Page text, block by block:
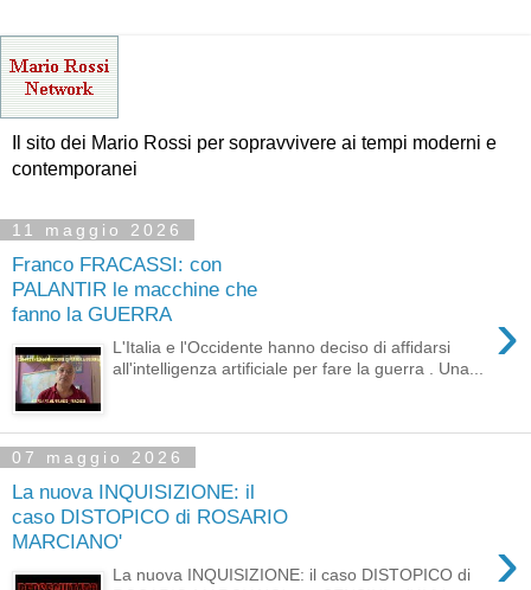
Il sito dei Mario Rossi per sopravvivere ai tempi moderni e
contemporanei
11 maggio 2026
Franco FRACASSI: con
PALANTIR le macchine che
fanno la GUERRA
›
L'Italia e l'Occidente hanno deciso di affidarsi
all'intelligenza artificiale per fare la guerra . Una...
07 maggio 2026
La nuova INQUISIZIONE: il
caso DISTOPICO di ROSARIO
MARCIANO'
›
La nuova INQUISIZIONE: il caso DISTOPICO di